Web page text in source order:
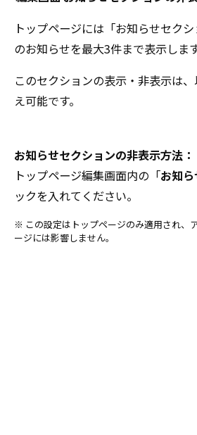
トップページには「お知らせセク
のお知らせを最大3件まで表示します
このセクションの表示・非表示は
え可能です。
お知らせセクションの非表示方法：
トップページ編集画面内の「お知
ックを入れてください。
※ この設定はトップページのみ適用され、
ージには影響しません。